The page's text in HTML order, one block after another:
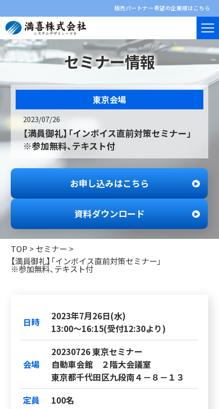
販売パートナー希望の企業様はこちら
セミナー情報
東京会場
2023/07/26
【満員御礼】「インボイス直前対策セミナー」
※参加無料、テキスト付
お申し込みはこちら
資料ダウンロード
TOP > セミナー >
【満員御礼】「インボイス直前対策セミナー」
※参加無料、テキスト付
日時
2023年7月26日(水)
13:00～16:15(受付12:30より)
会場
20230726 東京セミナー
自動車会館 ２階大会議室
東京都千代田区九段南４－８－１３
定員
100名